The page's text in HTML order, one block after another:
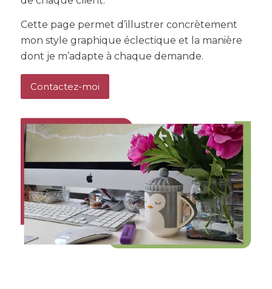
Cette page permet d’illustrer concrètement
mon style graphique éclectique et la manière
dont je m’adapte à chaque demande.
Contactez-moi